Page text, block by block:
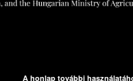
A honlap további